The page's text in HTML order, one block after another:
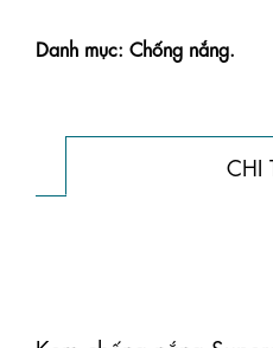
Danh mục: Chống nắng.
CHI